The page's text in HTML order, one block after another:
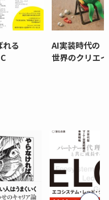
れる
AI実装時代の
世界のクリエ